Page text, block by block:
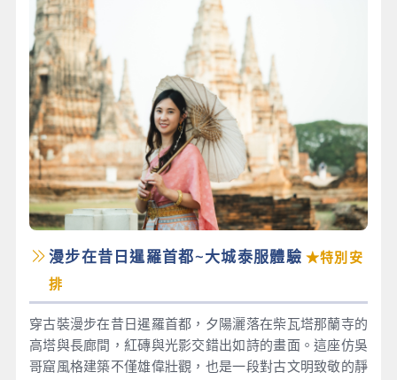
漫步在昔日暹羅首都~大城泰服體驗 ★特別安
排
穿古裝漫步在昔日暹羅首都，夕陽灑落在柴瓦塔那蘭寺的
高塔與長廊間，紅磚與光影交錯出如詩的畫面。這座仿吳
哥窟風格建築不僅雄偉壯觀，也是一段對古文明致敬的靜